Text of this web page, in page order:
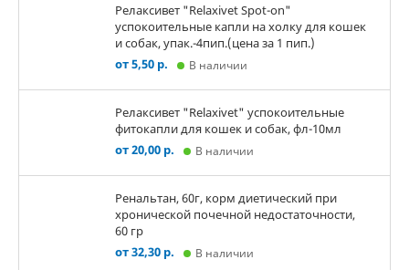
Релаксивет "Relaxivet Spot-on"
успокоительные капли на холку для кошек
и собак, упак.-4пип.(цена за 1 пип.)
от 5,50 р.
В наличии
Релаксивет "Relaxivet" успокоительные
фитокапли для кошек и собак, фл-10мл
от 20,00 р.
В наличии
Ренальтан, 60г, корм диетический при
хронической почечной недостаточности,
60 гр
от 32,30 р.
В наличии